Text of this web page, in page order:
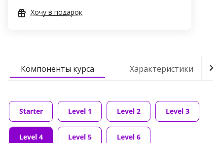
Хочу в подарок
Компоненты курса Характеристики
Starter Level 1 Level 2 Level 3
Level 4 Level 5 Level 6